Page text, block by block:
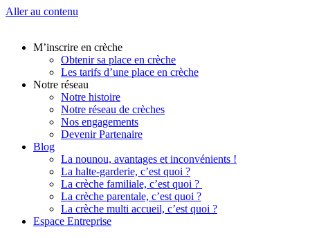
Aller au contenu
M’inscrire en crèche
Obtenir sa place en crèche
Les tarifs d’une place en crèche
Notre réseau
Notre histoire
Notre réseau de crèches
Nos engagements
Devenir Partenaire
Blog
La nounou, avantages et inconvénients !
La halte-garderie, c’est quoi ?
La crèche familiale, c’est quoi ?
La crèche parentale, c’est quoi ?
La crèche multi accueil, c’est quoi ?
Espace Entreprise